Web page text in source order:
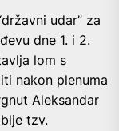
udar” za
dne 1. i 2.
lom s
nakon plenuma
Aleksandar
tzv.